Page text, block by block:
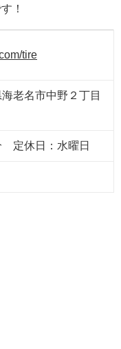
！
tire
老名市中野２丁目
定休日：水曜日